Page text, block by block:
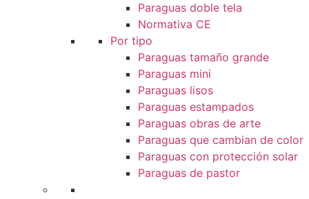
Paraguas doble tela
Normativa CE
Por tipo
Paraguas tamaño grande
Paraguas mini
Paraguas lisos
Paraguas estampados
Paraguas obras de arte
Paraguas que cambian de color
Paraguas con protección solar
Paraguas de pastor